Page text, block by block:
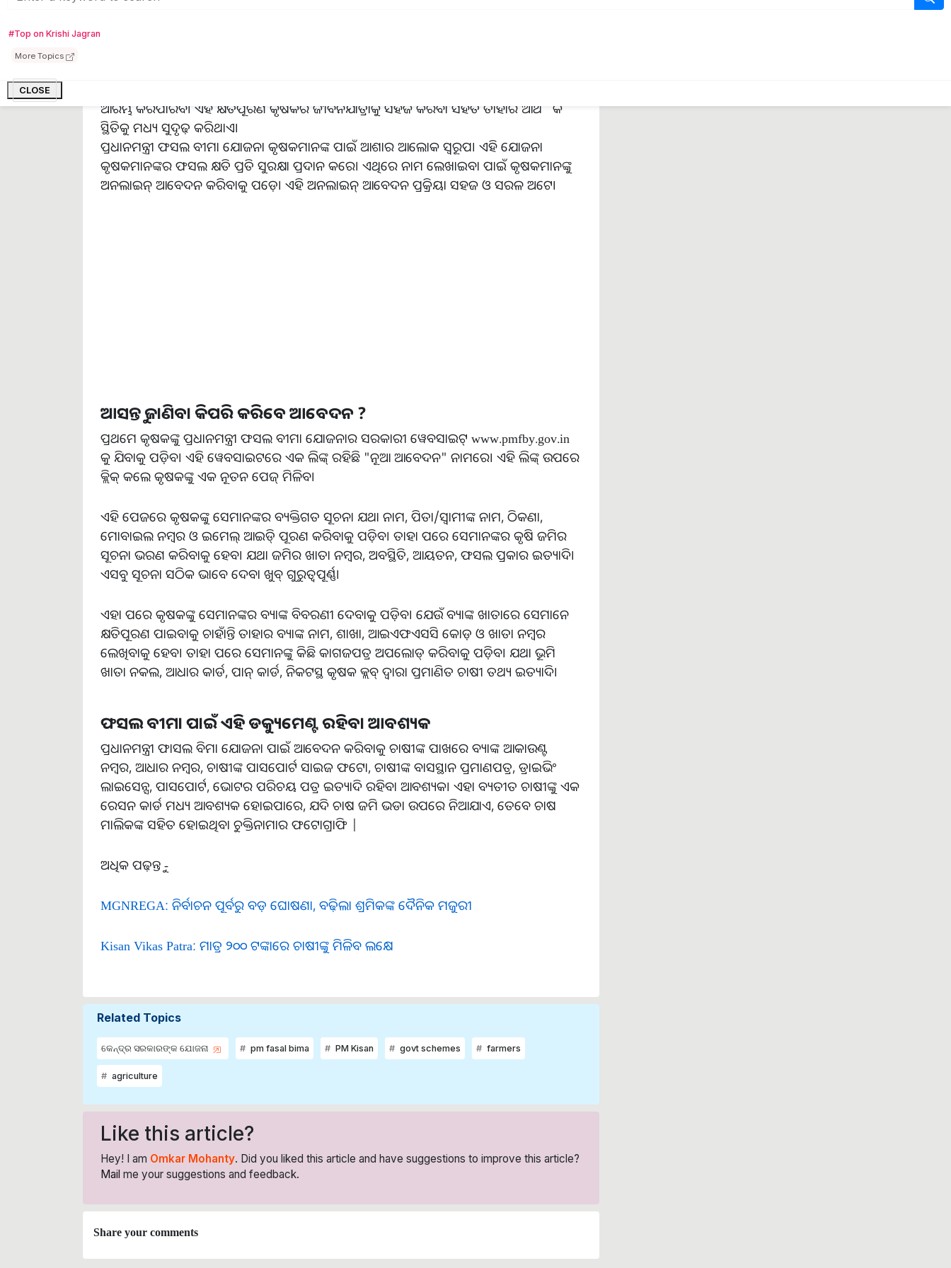
#Top on Krishi Jagran
More Topics
CLOSE
ଆରମ୍ଭ କରିପାରିବ। ଏହି କ୍ଷତିପୂରଣ କୃଷକର ଜୀବନଯାତ୍ରାକୁ ସହଜ କରିବା ସହିତ ତାହାର ଆର୍ଥିକ
ସ୍ଥିତିକୁ ମଧ୍ୟ ସୁଦୃଢ଼ କରିଥାଏ।
ପ୍ରଧାନମନ୍ତ୍ରୀ ଫସଲ ବୀମା ଯୋଜନା କୃଷକମାନଙ୍କ ପାଇଁ ଆଶାର ଆଲୋକ ସ୍ୱରୂପ। ଏହି ଯୋଜନା
କୃଷକମାନଙ୍କର ଫସଲ କ୍ଷତି ପ୍ରତି ସୁରକ୍ଷା ପ୍ରଦାନ କରେ। ଏଥିରେ ନାମ ଲେଖାଇବା ପାଇଁ କୃଷକମାନଙ୍କୁ
ଅନଲାଇନ୍ ଆବେଦନ କରିବାକୁ ପଡ଼େ। ଏହି ଅନଲାଇନ୍ ଆବେଦନ ପ୍ରକ୍ରିୟା ସହଜ ଓ ସରଳ ଅଟେ।
ଆସନ୍ତୁ ଜାଣିବା କିପରି କରିବେ ଆବେଦନ ?
ପ୍ରଥମେ କୃଷକଙ୍କୁ ପ୍ରଧାନମନ୍ତ୍ରୀ ଫସଲ ବୀମା ଯୋଜନାର ସରକାରୀ ୱେବସାଇଟ୍ www.pmfby.gov.in
କୁ ଯିବାକୁ ପଡ଼ିବ। ଏହି ୱେବସାଇଟରେ ଏକ ଲିଙ୍କ୍ ରହିଛି "ନୂଆ ଆବେଦନ" ନାମରେ। ଏହି ଲିଙ୍କ୍ ଉପରେ
କ୍ଲିକ୍ କଲେ କୃଷକଙ୍କୁ ଏକ ନୂତନ ପେଜ୍ ମିଳିବ।
ଏହି ପେଜରେ କୃଷକଙ୍କୁ ସେମାନଙ୍କର ବ୍ୟକ୍ତିଗତ ସୂଚନା ଯଥା ନାମ, ପିତା/ସ୍ୱାମୀଙ୍କ ନାମ, ଠିକଣା,
ମୋବାଇଲ ନମ୍ବର ଓ ଇମେଲ୍ ଆଇଡି୍ ପୂରଣ କରିବାକୁ ପଡ଼ିବ। ତାହା ପରେ ସେମାନଙ୍କର କୃଷି ଜମିର
ସୂଚନା ଭରଣ କରିବାକୁ ହେବ। ଯଥା ଜମିର ଖାତା ନମ୍ବର, ଅବସ୍ଥିତି, ଆୟତନ, ଫସଲ ପ୍ରକାର ଇତ୍ୟାଦି।
ଏସବୁ ସୂଚନା ସଠିକ ଭାବେ ଦେବା ଖୁବ୍ ଗୁରୁତ୍ୱପୂର୍ଣ୍ଣ।
ଏହା ପରେ କୃଷକଙ୍କୁ ସେମାନଙ୍କର ବ୍ୟାଙ୍କ ବିବରଣୀ ଦେବାକୁ ପଡ଼ିବ। ଯେଉଁ ବ୍ୟାଙ୍କ ଖାତାରେ ସେମାନେ
କ୍ଷତିପୂରଣ ପାଇବାକୁ ଚାହାଁନ୍ତି ତାହାର ବ୍ୟାଙ୍କ ନାମ, ଶାଖା, ଆଇଏଫଏସସି କୋଡ଼ ଓ ଖାତା ନମ୍ବର
ଲେଖିବାକୁ ହେବ। ତାହା ପରେ ସେମାନଙ୍କୁ କିଛି କାଗଜପତ୍ର ଅପଲୋଡ୍ କରିବାକୁ ପଡ଼ିବ। ଯଥା ଭୂମି
ଖାତା ନକଲ, ଆଧାର କାର୍ଡ, ପାନ୍ କାର୍ଡ, ନିକଟସ୍ଥ କୃଷକ କ୍ଲବ୍ ଦ୍ୱାରା ପ୍ରମାଣିତ ଚାଷୀ ତଥ୍ୟ ଇତ୍ୟାଦି।
ଫସଲ ବୀମା ପାଇଁ ଏହି ଡକ୍ୟୁମେଣ୍ଟ ରହିବା ଆବଶ୍ୟକ
ପ୍ରଧାନମନ୍ତ୍ରୀ ଫାସଲ ବିମା ଯୋଜନା ପାଇଁ ଆବେଦନ କରିବାକୁ ଚାଷୀଙ୍କ ପାଖରେ ବ୍ୟାଙ୍କ ଆକାଉଣ୍ଟ
ନମ୍ବର, ଆଧାର ନମ୍ବର, ଚାଷୀଙ୍କ ପାସପୋର୍ଟ ସାଇଜ ଫଟୋ, ଚାଷୀଙ୍କ ବାସସ୍ଥାନ ପ୍ରମାଣପତ୍ର, ଡ୍ରାଇଭିଂ
ଲାଇସେନ୍ସ, ପାସପୋର୍ଟ, ଭୋଟର ପରିଚୟ ପତ୍ର ଇତ୍ୟାଦି ରହିବା ଆବଶ୍ୟକ। ଏହା ବ୍ୟତୀତ ଚାଷୀଙ୍କୁ ଏକ
ରେସନ କାର୍ଡ ମଧ୍ୟ ଆବଶ୍ୟକ ହୋଇପାରେ, ଯଦି ଚାଷ ଜମି ଭଡା ଉପରେ ନିଆଯାଏ, ତେବେ ଚାଷ
ମାଲିକଙ୍କ ସହିତ ହୋଇଥିବା ଚୁକ୍ତିନାମାର ଫଟୋଗ୍ରାଫି |
ଅଧିକ ପଢ଼ନ୍ତୁ -
MGNREGA: ନିର୍ବାଚନ ପୂର୍ବରୁ ବଡ଼ ଘୋଷଣା, ବଢ଼ିଲା ଶ୍ରମିକଙ୍କ ଦୈନିକ ମଜୁରୀ
Kisan Vikas Patra: ମାତ୍ର ୨୦୦ ଟଙ୍କାରେ ଚାଷୀଙ୍କୁ ମିଳିବ ଲକ୍ଷେ
Related Topics
କେନ୍ଦ୍ର ସରକାରଙ୍କ ଯୋଜନା pm fasal bima PM Kisan govt schemes farmers
agriculture
Like this article?
Hey! I am Omkar Mohanty. Did you liked this article and have suggestions to improve this article?
Mail me your suggestions and feedback.
Share your comments